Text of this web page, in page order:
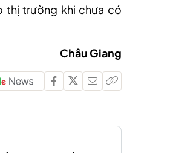
thị trường khi chưa có
Châu Giang